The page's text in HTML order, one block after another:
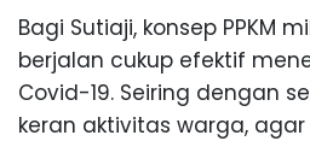
Bagi Sutiaji, konsep PPKM
berjalan cukup efektif
Covid-19. Seiring dengan
keran aktivitas warga,